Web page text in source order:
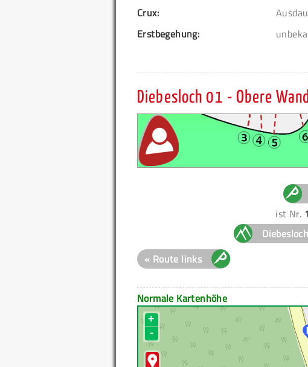
Crux:
Erstbegehung:
Diebesloch 01 - Obere Wand
ist Nr.
« Route links
Normale Kartenhöhe
+
-